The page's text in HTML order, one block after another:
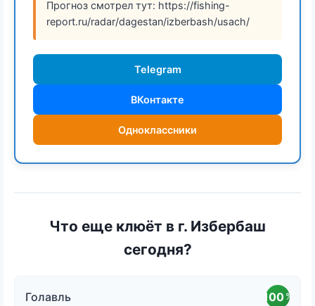
Прогноз смотрел тут: https://fishing-
report.ru/radar/dagestan/izberbash/usach/
Telegram
ВКонтакте
Одноклассники
Что еще клюёт в г. Избербаш
сегодня?
Голавль 100 %